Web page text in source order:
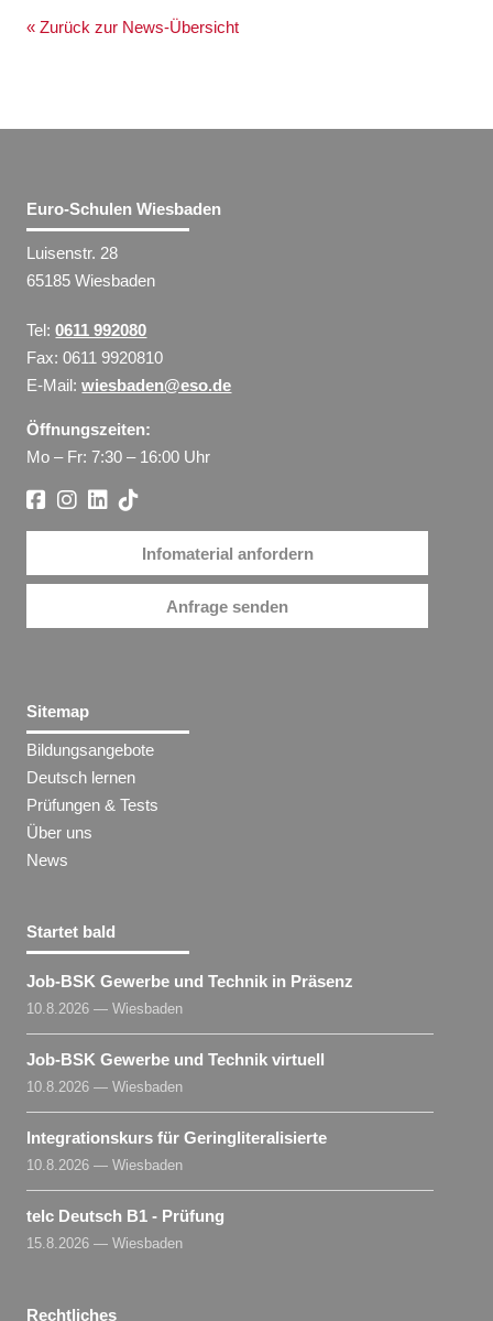
« Zurück zur News-Übersicht
Euro-Schulen Wiesbaden
Luisenstr. 28
65185 Wiesbaden
Tel:0611 992080
Fax: 0611 9920810
E-Mail:wiesbaden@eso.de
Öffnungszeiten:
Mo – Fr: 7:30 – 16:00 Uhr
Infomaterial anfordern
Anfrage senden
Sitemap
Bildungsangebote
Deutsch lernen
Prüfungen & Tests
Über uns
News
Startet bald
Job-BSK Gewerbe und Technik in Präsenz
10.8.2026 — Wiesbaden
Job-BSK Gewerbe und Technik virtuell
10.8.2026 — Wiesbaden
Integrationskurs für Geringliteralisierte
10.8.2026 — Wiesbaden
telc Deutsch B1 - Prüfung
15.8.2026 — Wiesbaden
Rechtliches